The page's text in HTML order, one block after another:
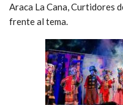
Araca La Cana, Curtidores
frente al tema.